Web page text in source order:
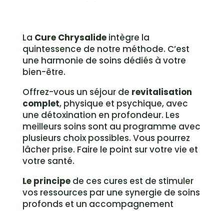
La Cure Chrysalideintègre la
quintessence de notre méthode. C’est
une harmonie de soins dédiés à votre
bien-être.
Offrez-vous un séjour de revitalisation
complet, physique et psychique, avec
une détoxination en profondeur. Les
meilleurs soins sont au programme avec
plusieurs choix possibles. Vous pourrez
lâcher prise. Faire le point sur votre vie et
votre santé.
Le principede ces cures est de stimuler
vos ressources par une synergie de soins
profonds et un accompagnement